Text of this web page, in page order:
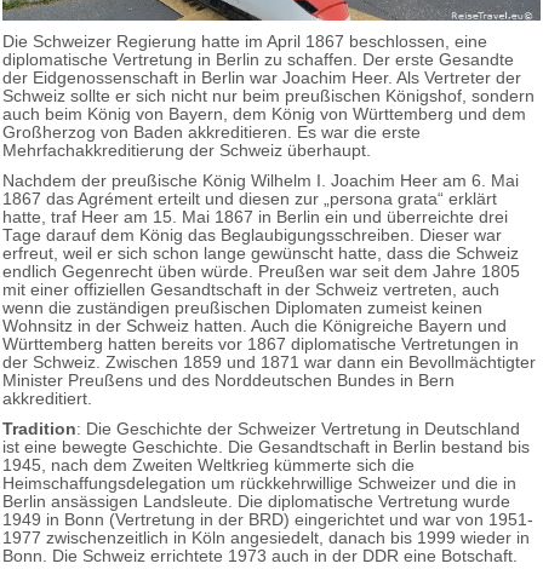
Die Schweizer Regierung hatte im April 1867 beschlossen, eine
diplomatische Vertretung in Berlin zu schaffen. Der erste Gesandte
der Eidgenossenschaft in Berlin war Joachim Heer. Als Vertreter der
Schweiz sollte er sich nicht nur beim preußischen Königshof, sondern
auch beim König von Bayern, dem König von Württemberg und dem
Großherzog von Baden akkreditieren. Es war die erste
Mehrfachakkreditierung der Schweiz überhaupt.
Nachdem der preußische König Wilhelm I. Joachim Heer am 6. Mai
1867 das Agrément erteilt und diesen zur „persona grata“ erklärt
hatte, traf Heer am 15. Mai 1867 in Berlin ein und überreichte drei
Tage darauf dem König das Beglaubigungsschreiben. Dieser war
erfreut, weil er sich schon lange gewünscht hatte, dass die Schweiz
endlich Gegenrecht üben würde. Preußen war seit dem Jahre 1805
mit einer offiziellen Gesandtschaft in der Schweiz vertreten, auch
wenn die zuständigen preußischen Diplomaten zumeist keinen
Wohnsitz in der Schweiz hatten. Auch die Königreiche Bayern und
Württemberg hatten bereits vor 1867 diplomatische Vertretungen in
der Schweiz. Zwischen 1859 und 1871 war dann ein Bevollmächtigter
Minister Preußens und des Norddeutschen Bundes in Bern
akkreditiert.
Tradition: Die Geschichte der Schweizer Vertretung in Deutschland
ist eine bewegte Geschichte. Die Gesandtschaft in Berlin bestand bis
1945, nach dem Zweiten Weltkrieg kümmerte sich die
Heimschaffungsdelegation um rückkehrwillige Schweizer und die in
Berlin ansässigen Landsleute. Die diplomatische Vertretung wurde
1949 in Bonn (Vertretung in der BRD) eingerichtet und war von 1951-
1977 zwischenzeitlich in Köln angesiedelt, danach bis 1999 wieder in
Bonn. Die Schweiz errichtete 1973 auch in der DDR eine Botschaft.